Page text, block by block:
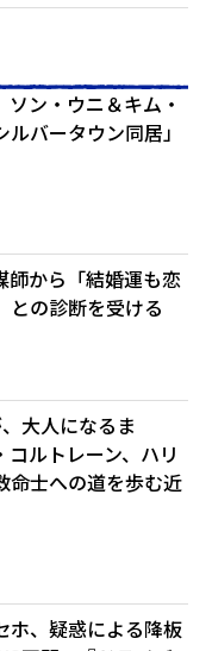
ン・ウニ＆キム・
バータウン同居」
師から「結婚運も恋
との診断を受ける
大人になるま
ルトレーン、ハリ
命士への道を歩む近
ホ、疑惑による降板